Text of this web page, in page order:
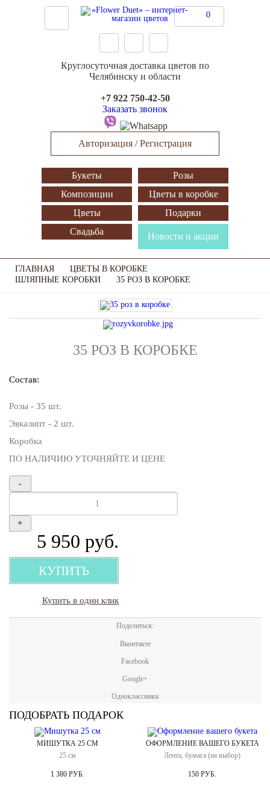
0
Круглосуточная доставка цветов по
Челябинску и области
+7 922 750-42-50
Заказать звонок
Авторизация / Регистрация
Букеты
Розы
Композиции
Цветы в коробке
Цветы
Подарки
Свадьба
Новости и акции
ГЛАВНАЯ
ЦВЕТЫ В КОРОБКЕ
ШЛЯПНЫЕ КОРОБКИ
35 РОЗ В КОРОБКЕ
35 РОЗ В КОРОБКЕ
Состав:
Розы - 35 шт.
Эвкалипт - 2 шт.
Коробка
ПО НАЛИЧИЮ УТОЧНЯЙТЕ И ЦЕНЕ
-
+
5 950 руб.
КУПИТЬ
Купить в один клик
Поделиться:
Вконтакте
Facebook
Google+
Одноклассники
ПОДОБРАТЬ ПОДАРОК
МИШУТКА 25 СМ
25 см
1 380 РУБ.
ОФОРМЛЕНИЕ ВАШЕГО БУКЕТА
Лента, бумага (на выбор)
150 РУБ.